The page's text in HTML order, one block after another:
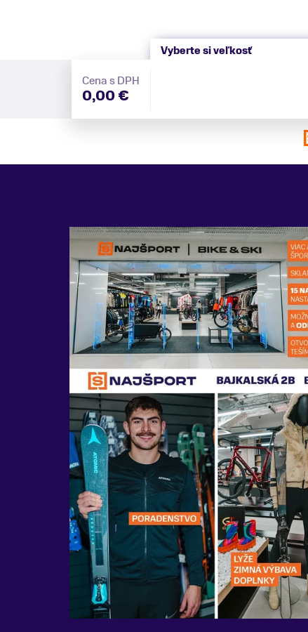
Cena s DPH
0,00 €
Vyberte si veľkosť